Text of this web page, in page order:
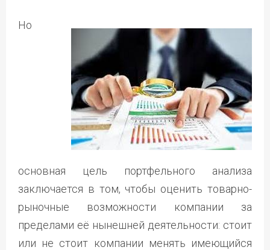
Но
основная цель портфельного анализа
заключается в том, чтобы оценить товарно-
рыночные возможности компании за
пределами её нынешней деятельности: стоит
или не стоит компании менять имеющийся